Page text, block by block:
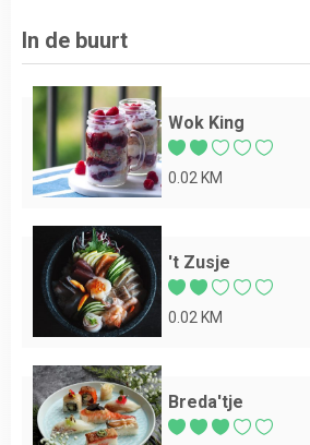
In de buurt
Wok King
0.02 KM
't Zusje
0.02 KM
Breda'tje